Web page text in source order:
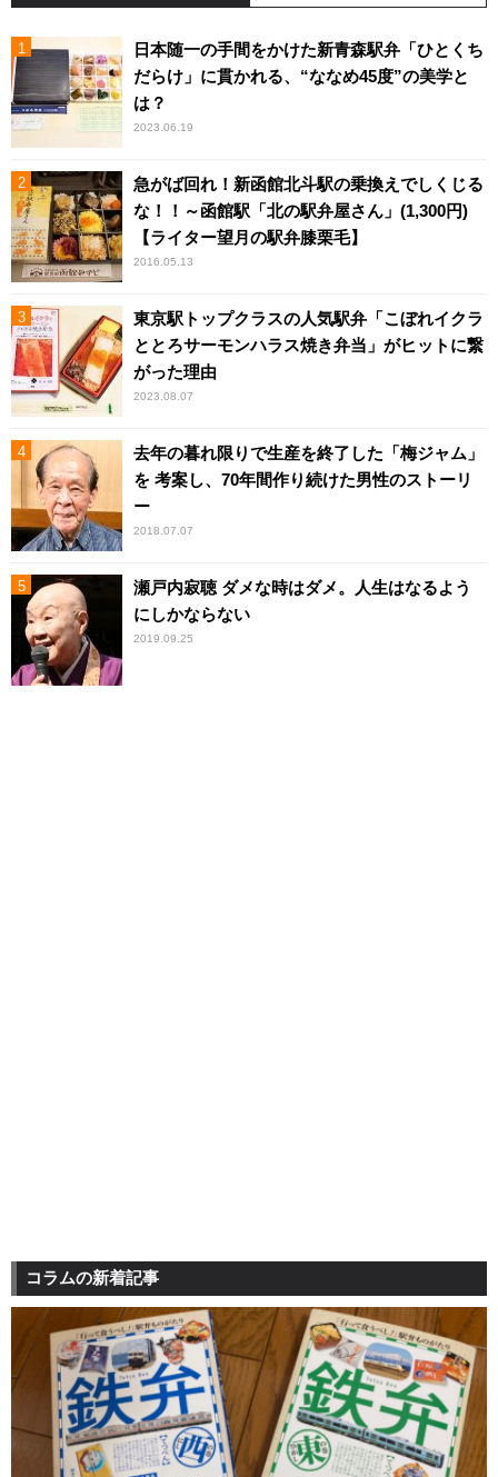
日本随一の手間をかけた新青森駅弁「ひとくち
だらけ」に貫かれる、“ななめ45度”の美学と
は？
2023.06.19
急がば回れ！新函館北斗駅の乗換えでしくじる
な！！～函館駅「北の駅弁屋さん」(1,300円)
【ライター望月の駅弁膝栗毛】
2016.05.13
東京駅トップクラスの人気駅弁「こぼれイクラ
ととろサーモンハラス焼き弁当」がヒットに繋
がった理由
2023.08.07
去年の暮れ限りで生産を終了した「梅ジャム」
を 考案し、70年間作り続けた男性のストーリ
ー
2018.07.07
瀬戸内寂聴 ダメな時はダメ。人生はなるよう
にしかならない
2019.09.25
コラムの新着記事